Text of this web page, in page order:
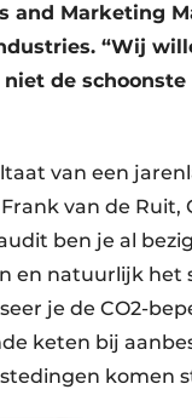
and Marketing
“Wij
de
van een
van de Ruit,
ben je al
en natuurlijk
je de CO2-
keten bij
komen